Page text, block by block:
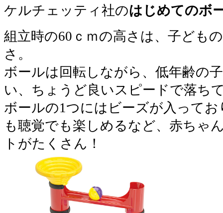
ケルチェッティ社のはじめてのボ
組立時の60ｃｍの高さは、子ども
さ。
ボールは回転しながら、低年齢の
い、ちょうど良いスピードで落ち
ボールの1つにはビーズが入って
も聴覚でも楽しめるなど、赤ちゃ
トがたくさん！